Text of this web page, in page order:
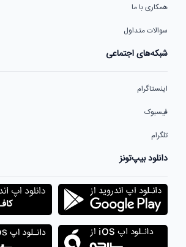
همکاری با ما
سوالات متداول
شبکه‌های اجتماعی
اینستاگرام
فیسبوک
تلگرام
دانلود بیپ‌تونز